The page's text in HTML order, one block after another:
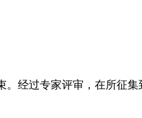
过专家评审，在所征集